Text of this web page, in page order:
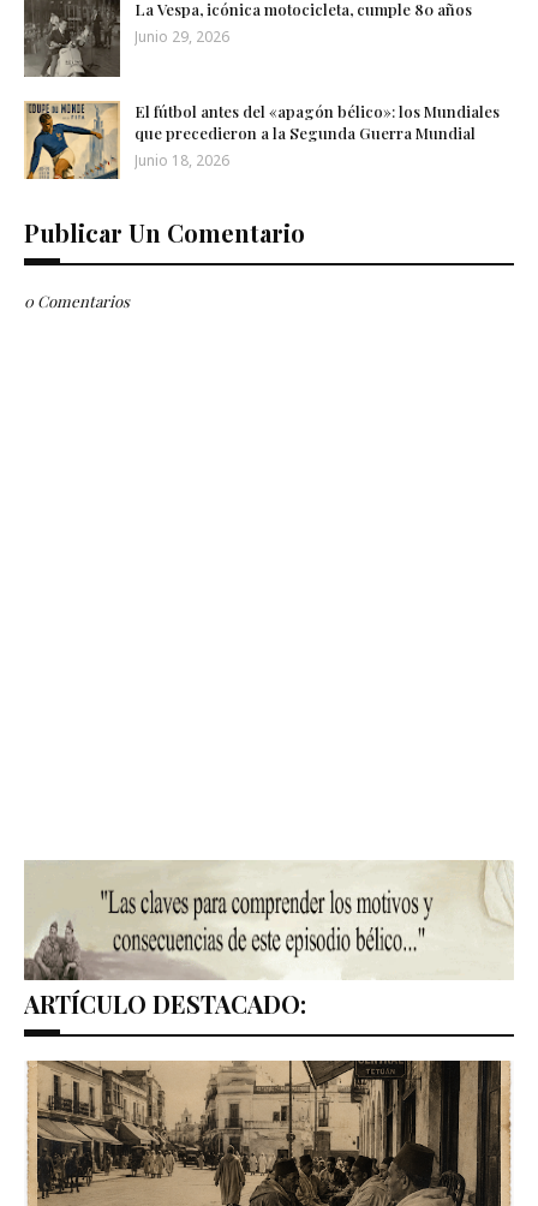
La Vespa, icónica motocicleta, cumple 80 años
Junio 29, 2026
El fútbol antes del «apagón bélico»: los Mundiales
que precedieron a la Segunda Guerra Mundial
Junio 18, 2026
Publicar Un Comentario
0 Comentarios
ARTÍCULO DESTACADO: